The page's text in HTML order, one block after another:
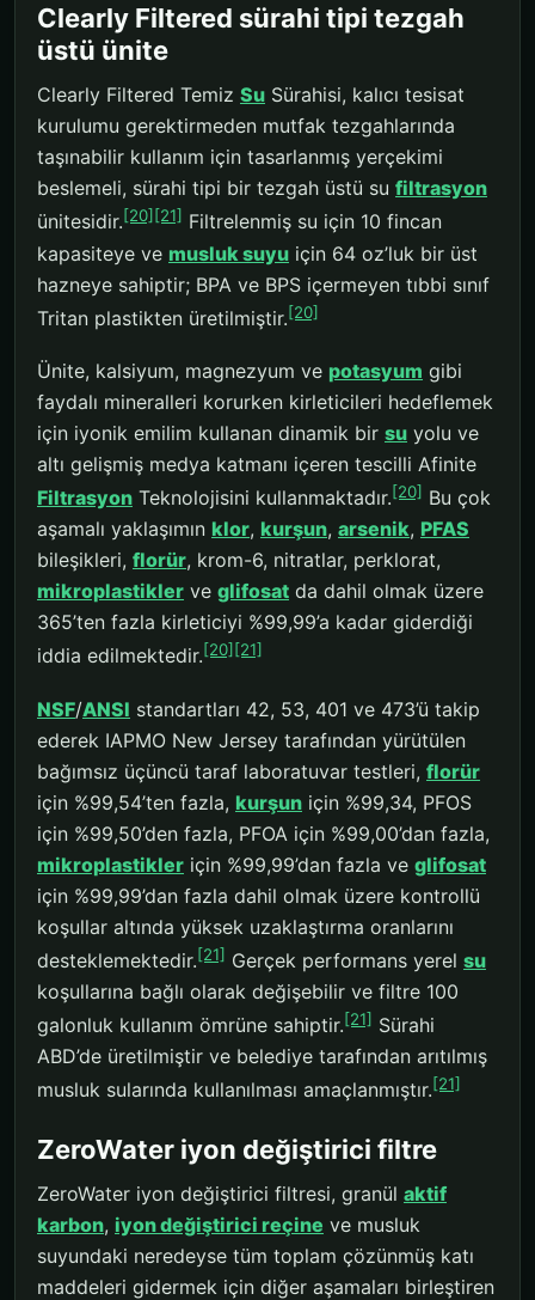
Clearly Filtered sürahi tipi tezgah
üstü ünite
Clearly Filtered Temiz Su Sürahisi, kalıcı tesisat
kurulumu gerektirmeden mutfak tezgahlarında
taşınabilir kullanım için tasarlanmış yerçekimi
beslemeli, sürahi tipi bir tezgah üstü su filtrasyon
ünitesidir.[20] [21] Filtrelenmiş su için 10 fincan
kapasiteye ve musluk suyu için 64 oz’luk bir üst
hazneye sahiptir; BPA ve BPS içermeyen tıbbi sınıf
Tritan plastikten üretilmiştir.[20]
Ünite, kalsiyum, magnezyum ve potasyum gibi
faydalı mineralleri korurken kirleticileri hedeflemek
için iyonik emilim kullanan dinamik bir su yolu ve
altı gelişmiş medya katmanı içeren tescilli Afinite
Filtrasyon Teknolojisini kullanmaktadır.[20] Bu çok
aşamalı yaklaşımın klor, kurşun, arsenik, PFAS
bileşikleri, florür, krom-6, nitratlar, perklorat,
mikroplastikler ve glifosat da dahil olmak üzere
365’ten fazla kirleticiyi %99,99’a kadar giderdiği
iddia edilmektedir.[20] [21]
NSF/ANSI standartları 42, 53, 401 ve 473’ü takip
ederek IAPMO New Jersey tarafından yürütülen
bağımsız üçüncü taraf laboratuvar testleri, florür
için %99,54’ten fazla, kurşun için %99,34, PFOS
için %99,50’den fazla, PFOA için %99,00’dan fazla,
mikroplastikler için %99,99’dan fazla ve glifosat
için %99,99’dan fazla dahil olmak üzere kontrollü
koşullar altında yüksek uzaklaştırma oranlarını
desteklemektedir.[21] Gerçek performans yerel su
koşullarına bağlı olarak değişebilir ve filtre 100
galonluk kullanım ömrüne sahiptir.[21] Sürahi
ABD’de üretilmiştir ve belediye tarafından arıtılmış
musluk sularında kullanılması amaçlanmıştır.[21]
ZeroWater iyon değiştirici filtre
ZeroWater iyon değiştirici filtresi, granül aktif
karbon, iyon değiştirici reçine ve musluk
suyundaki neredeyse tüm toplam çözünmüş katı
maddeleri gidermek için diğer aşamaları birleştiren